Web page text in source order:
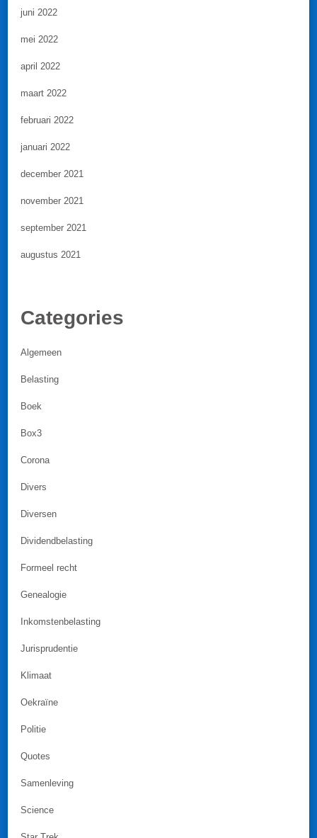
juni 2022
mei 2022
april 2022
maart 2022
februari 2022
januari 2022
december 2021
november 2021
september 2021
augustus 2021
Categories
Algemeen
Belasting
Boek
Box3
Corona
Divers
Diversen
Dividendbelasting
Formeel recht
Genealogie
Inkomstenbelasting
Jurisprudentie
Klimaat
Oekraïne
Politie
Quotes
Samenleving
Science